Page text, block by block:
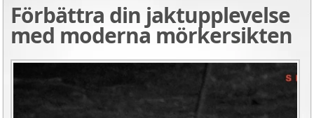
Förbättra din jaktupplevelse
med moderna mörkersikten